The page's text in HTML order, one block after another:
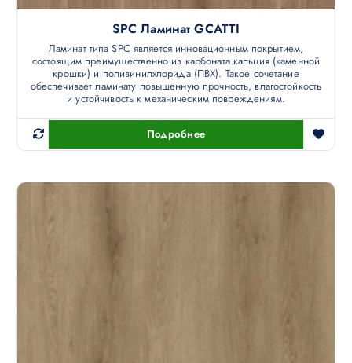
SPC Ламинат GCATTI
Ламинат типа SPC является инновационным покрытием,
состоящим преимущественно из карбоната кальция (каменной
крошки) и поливинилхлорида (ПВХ). Такое сочетание
обеспечивает ламинату повышенную прочность, влагостойкость
и устойчивость к механическим повреждениям.
Подробнее